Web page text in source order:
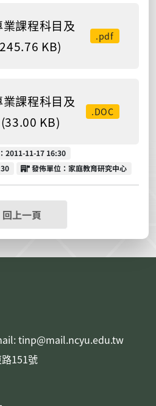
課程科目及
KB)
.pdf
課程科目及
KB)
.DOC
2011-11-17 16:30
發佈單位
發佈單位：家庭教育研究中心
回上一頁
tinp@mail.ncyu.edu.tw
151號